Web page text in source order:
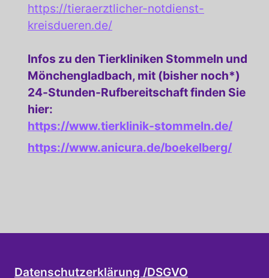
https://tieraerztlicher-notdienst-
kreisdueren.de/
Infos zu den Tierkliniken Stommeln und
Mönchengladbach, mit (bisher noch*)
24-Stunden-Rufbereitschaft finden Sie
hier:
https://www.tierklinik-stommeln.de/
https://www.anicura.de/boekelberg/
Datenschutzerklärung /DSGVO